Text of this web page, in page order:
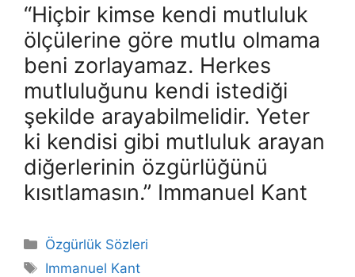
“Hiçbir kimse kendi mutluluk
ölçülerine göre mutlu olmama
beni zorlayamaz. Herkes
mutluluğunu kendi istediği
şekilde arayabilmelidir. Yeter
ki kendisi gibi mutluluk arayan
diğerlerinin özgürlüğünü
kısıtlamasın.” Immanuel Kant
Kategoriler
Özgürlük Sözleri
Etiketler
Immanuel Kant